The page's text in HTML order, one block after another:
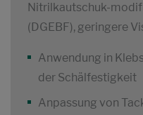
Nitrilkautschuk-
(DGEBF), geringere
Anwendung in
der Schälfestigkeit
Anpassung von